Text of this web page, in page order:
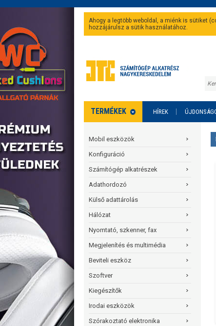
Ahogy a legtöbb weboldal, a miénk is sütiket
hozzájárulsz a sütik használatához.
TERMÉKEK HÍREK
Mobil eszközök
Konfiguráció
Számítógép alkatrészek
Adathordozó
Külső adattárolás
Hálózat
Nyomtató, szkenner, fax
Megjelenítés és multimédia
Beviteli eszköz
Szoftver
Kiegészítők
Irodai eszközök
Szórakoztató elektronika